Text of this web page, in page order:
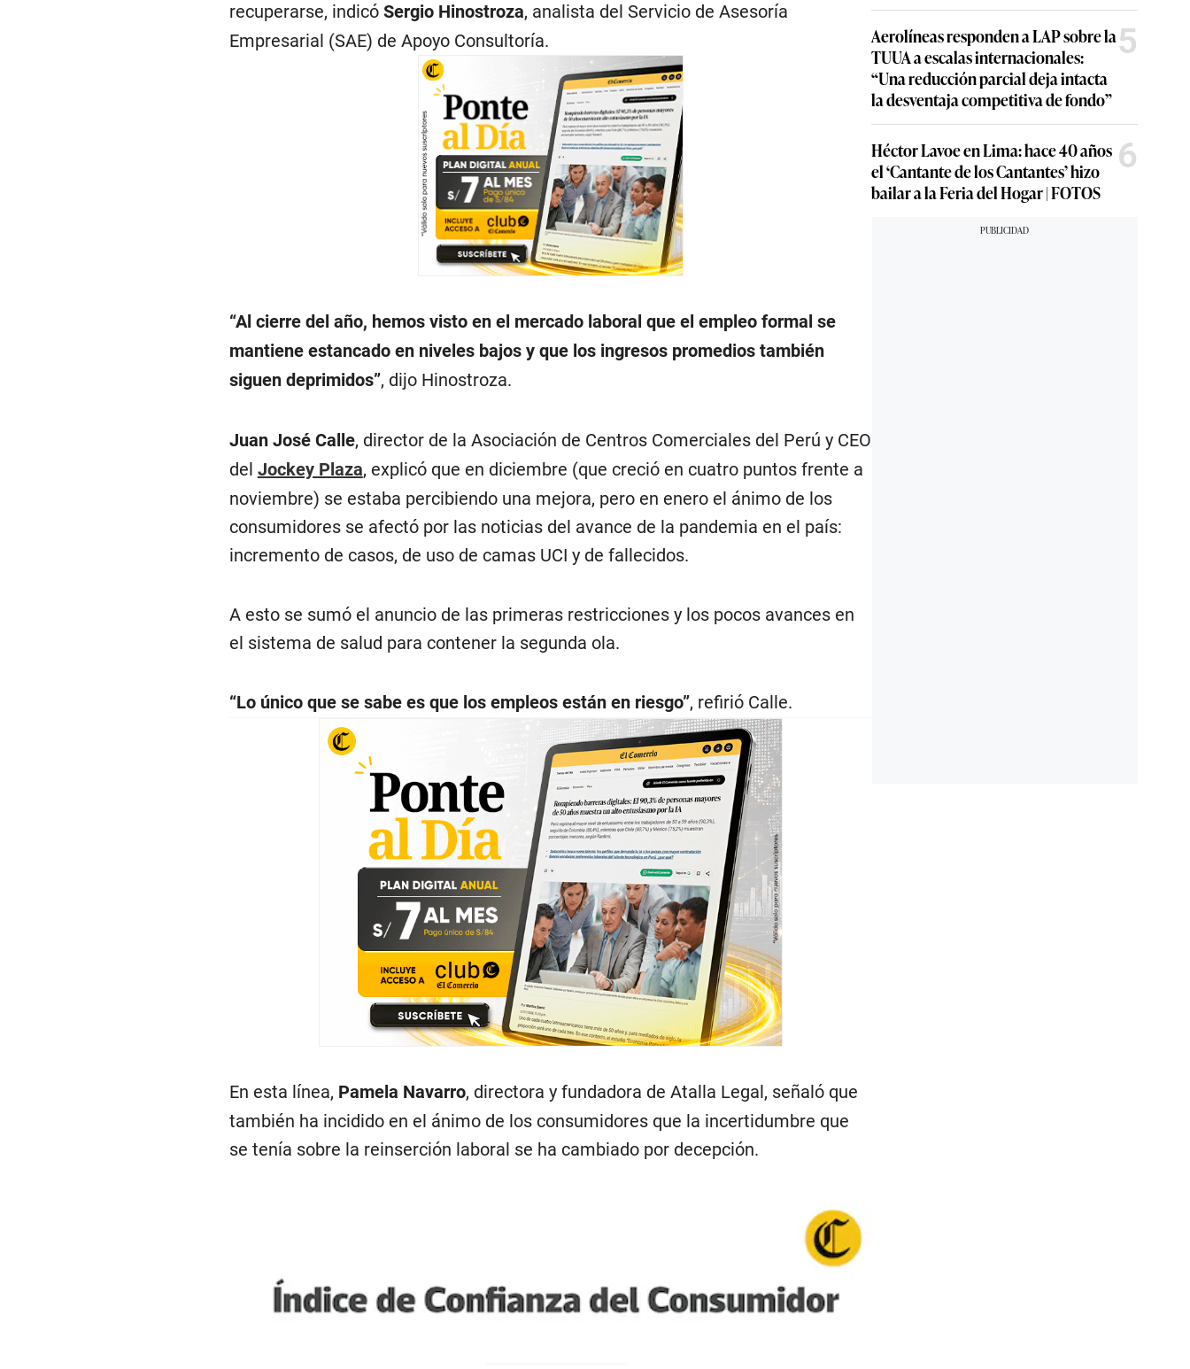
recuperarse, indicó Sergio Hinostroza, analista del Servicio de Asesoría
Empresarial (SAE) de Apoyo Consultoría.
“Al cierre del año, hemos visto en el mercado laboral que el empleo formal se
mantiene estancado en niveles bajos y que los ingresos promedios también
siguen deprimidos”, dijo Hinostroza.
Juan José Calle, director de la Asociación de Centros Comerciales del Perú y CEO
del Jockey Plaza, explicó que en diciembre (que creció en cuatro puntos frente a
noviembre) se estaba percibiendo una mejora, pero en enero el ánimo de los
consumidores se afectó por las noticias del avance de la pandemia en el país:
incremento de casos, de uso de camas UCI y de fallecidos.
A esto se sumó el anuncio de las primeras restricciones y los pocos avances en
el sistema de salud para contener la segunda ola.
“Lo único que se sabe es que los empleos están en riesgo”, refirió Calle.
En esta línea, Pamela Navarro, directora y fundadora de Atalla Legal, señaló que
también ha incidido en el ánimo de los consumidores que la incertidumbre que
se tenía sobre la reinserción laboral se ha cambiado por decepción.
Aerolíneas responden a LAP sobre la
TUUA a escalas internacionales:
“Una reducción parcial deja intacta
la desventaja competitiva de fondo”
5
Héctor Lavoe en Lima: hace 40 años
el ‘Cantante de los Cantantes’ hizo
bailar a la Feria del Hogar | FOTOS
6